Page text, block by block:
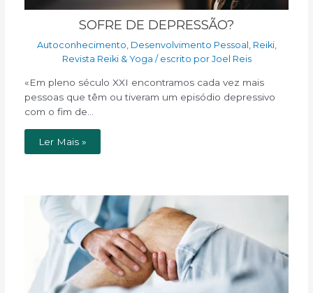
SOFRE DE DEPRESSÃO?
Autoconhecimento Desenvolvimento Pessoal Reiki,
Revista Reiki & Yoga / escrito por Joel Reis
«Em pleno século XXI encontramos cada vez mais
pessoas que têm ou tiveram um episódio depressivo
com o fim de…
Ler Mais »